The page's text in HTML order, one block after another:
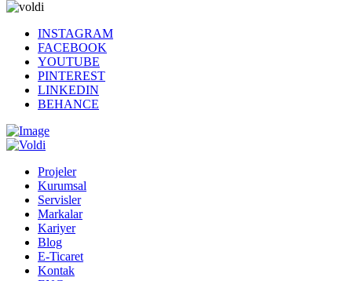
INSTAGRAM
FACEBOOK
YOUTUBE
PINTEREST
LINKEDIN
BEHANCE
Projeler
Kurumsal
Servisler
Markalar
Kariyer
Blog
E-Ticaret
Kontak